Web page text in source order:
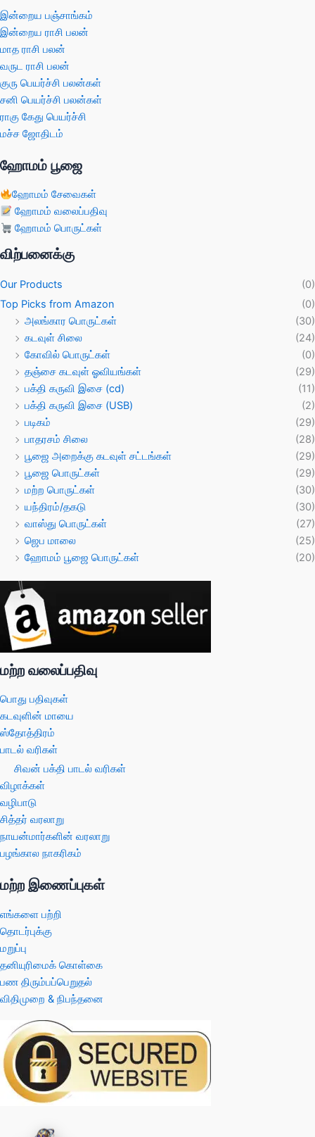
இன்றைய பஞ்சாங்கம்
இன்றைய ராசி பலன்
மாத ராசி பலன்
வருட ராசி பலன்
குரு பெயர்ச்சி பலன்கள்
சனி பெயர்ச்சி பலன்கள்
ராகு கேது பெயர்ச்சி
மச்ச ஜோதிடம்
ஹோமம் பூஜை
ஹோமம் சேவைகள்
ஹோமம் வலைப்பதிவு
ஹோமம் பொருட்கள்
விற்பனைக்கு
Our Products
(0)
Top Picks from Amazon
(0)
அலங்கார பொருட்கள்
(30)
கடவுள் சிலை
(24)
கோவில் பொருட்கள்
(0)
தஞ்சை கடவுள் ஓவியங்கள்
(29)
பக்தி கருவி இசை (cd)
(11)
பக்தி கருவி இசை (USB)
(2)
படிகம்
(29)
பாதரசம் சிலை
(28)
பூஜை அறைக்கு கடவுள் சட்டங்கள்
(29)
பூஜை பொருட்கள்
(29)
மற்ற பொருட்கள்
(30)
யந்திரம்/தகடு
(30)
வாஸ்து பொருட்கள்
(27)
ஜெப மாலை
(25)
ஹோமம் பூஜை பொருட்கள்
(20)
மற்ற வலைப்பதிவு
பொது பதிவுகள்
கடவுளின் மாயை
ஸ்தோத்திரம்
பாடல் வரிகள்
சிவன் பக்தி பாடல் வரிகள்
விழாக்கள்
வழிபாடு
சித்தர் வரலாறு
நாயன்மார்களின் வரலாறு
பழங்கால நாகரிகம்
மற்ற இணைப்புகள்
எங்களை பற்றி
தொடர்புக்கு
மறுப்பு
தனியுரிமைக் கொள்கை
பண திரும்பப்பெறுதல்
விதிமுறை & நிபந்தனை